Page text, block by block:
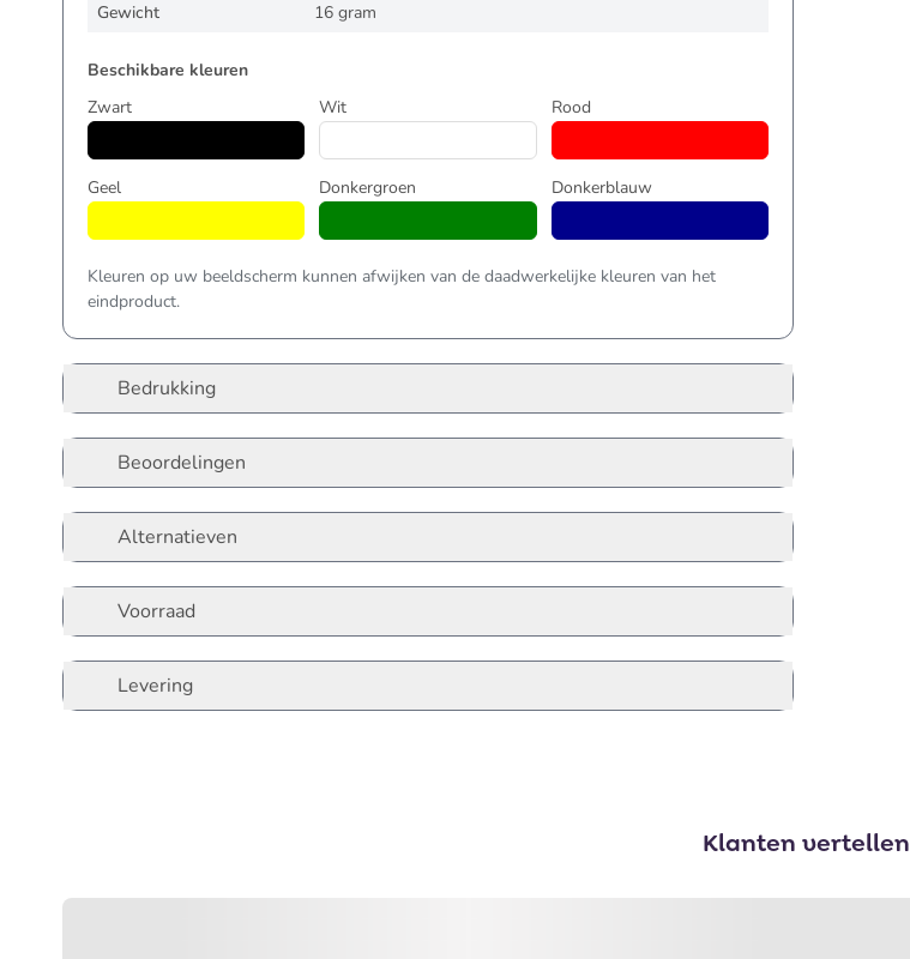
Gewicht 16 gram
Beschikbare kleuren
Zwart
Wit Rood
Geel Donkergroen Donkerblauw
Kleuren op uw beeldscherm kunnen afwijken van de daadwerkelijke kleuren van het
eindproduct.
Bedrukking
Beoordelingen
Alternatieven
Voorraad
Levering
Klanten vertellen